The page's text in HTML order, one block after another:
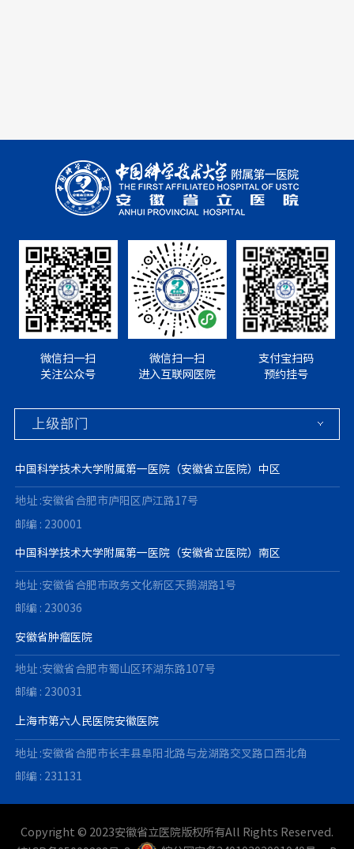
微信扫一扫
关注公众号
微信扫一扫
进入互联网医院
支付宝扫码
预约挂号
中国科学技术大学附属第一医院（安徽省立医院）中区
地址 :安徽省合肥市庐阳区庐江路17号
邮编 : 230001
中国科学技术大学附属第一医院（安徽省立医院）南区
地址 :安徽省合肥市政务文化新区天鹅湖路1号
邮编 : 230036
安徽省肿瘤医院
地址 :安徽省合肥市蜀山区环湖东路107号
邮编 : 230031
上海市第六人民医院安徽医院
地址 :安徽省合肥市长丰县阜阳北路与龙湖路交叉路口西北角
邮编 : 231131
Copyright © 2023安徽省立医院版权所有All Rights Reserved.